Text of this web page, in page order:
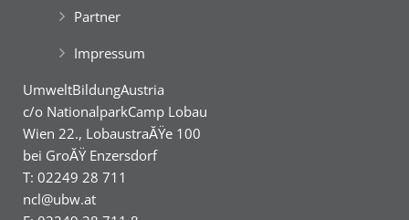
Partner
Impressum
UmweltBildungAustria
c/o NationalparkCamp Lobau
Wien 22., LobaustraĂŸe 100
bei GroĂŸ Enzersdorf
T: 02249 28 711
ncl@ubw.at